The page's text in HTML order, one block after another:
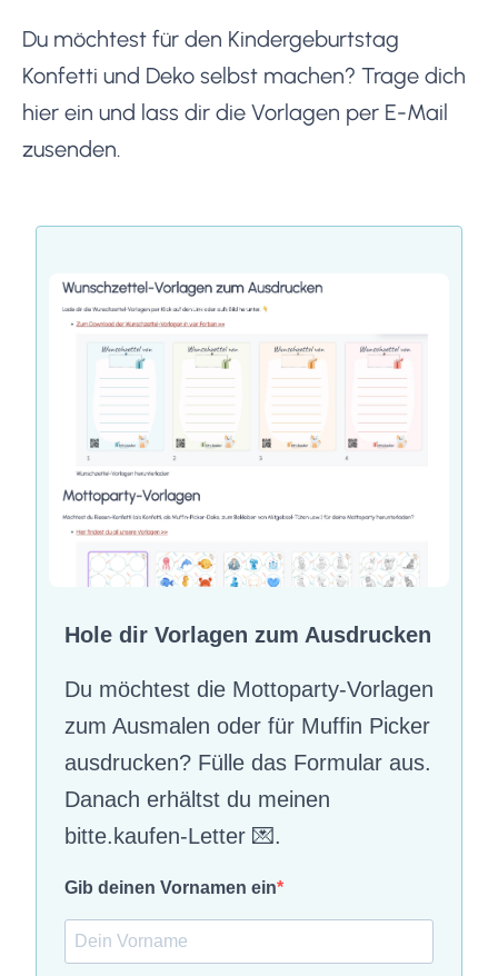
Du möchtest für den Kindergeburtstag
Konfetti und Deko selbst machen? Trage dich
hier ein und lass dir die Vorlagen per E-Mail
zusenden.
Hole dir Vorlagen zum Ausdrucken
Du möchtest die Mottoparty-Vorlagen
zum Ausmalen oder für Muffin Picker
ausdrucken? Fülle das Formular aus.
Danach erhältst du meinen
bitte.kaufen-Letter 💌.
Gib deinen Vornamen ein